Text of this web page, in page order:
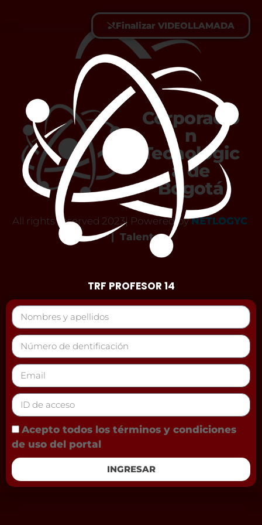
Finalizar VIDEOLLAMADA
Corporació
n
Tecnológic
a de
Bogotá
All rights reserved 2023| Powered byNETLOGYC
|
Talent
TRF PROFESOR 14
Acepto todos los términos y condiciones
de uso del portal
INGRESAR